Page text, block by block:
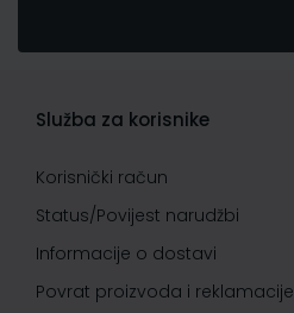
Služba za korisnike
Korisnički račun
Status/Povijest narudžbi
Informacije o dostavi
Povrat proizvoda i reklamacije